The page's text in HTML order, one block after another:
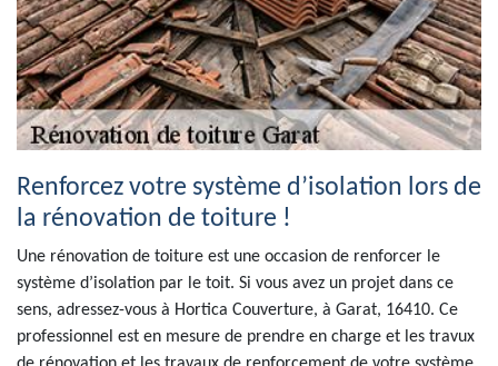
Renforcez votre système d’isolation lors de
la rénovation de toiture !
Une rénovation de toiture est une occasion de renforcer le
système d’isolation par le toit. Si vous avez un projet dans ce
sens, adressez-vous à Hortica Couverture, à Garat, 16410. Ce
professionnel est en mesure de prendre en charge et les travux